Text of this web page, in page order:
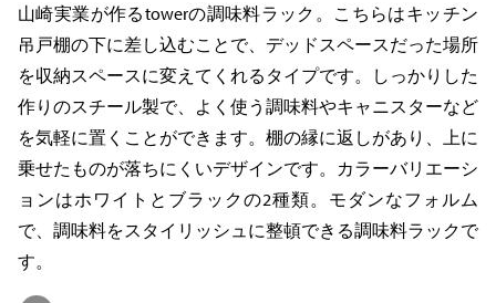
山崎実業が作るtowerの調味料ラック。こちらはキッチン
吊戸棚の下に差し込むことで、デッドスペースだった場所
を収納スペースに変えてくれるタイプです。しっかりした
作りのスチール製で、よく使う調味料やキャニスターなど
を気軽に置くことができます。棚の縁に返しがあり、上に
乗せたものが落ちにくいデザインです。カラーバリエーシ
ョンはホワイトとブラックの2種類。モダンなフォルム
で、調味料をスタイリッシュに整頓できる調味料ラックで
す。